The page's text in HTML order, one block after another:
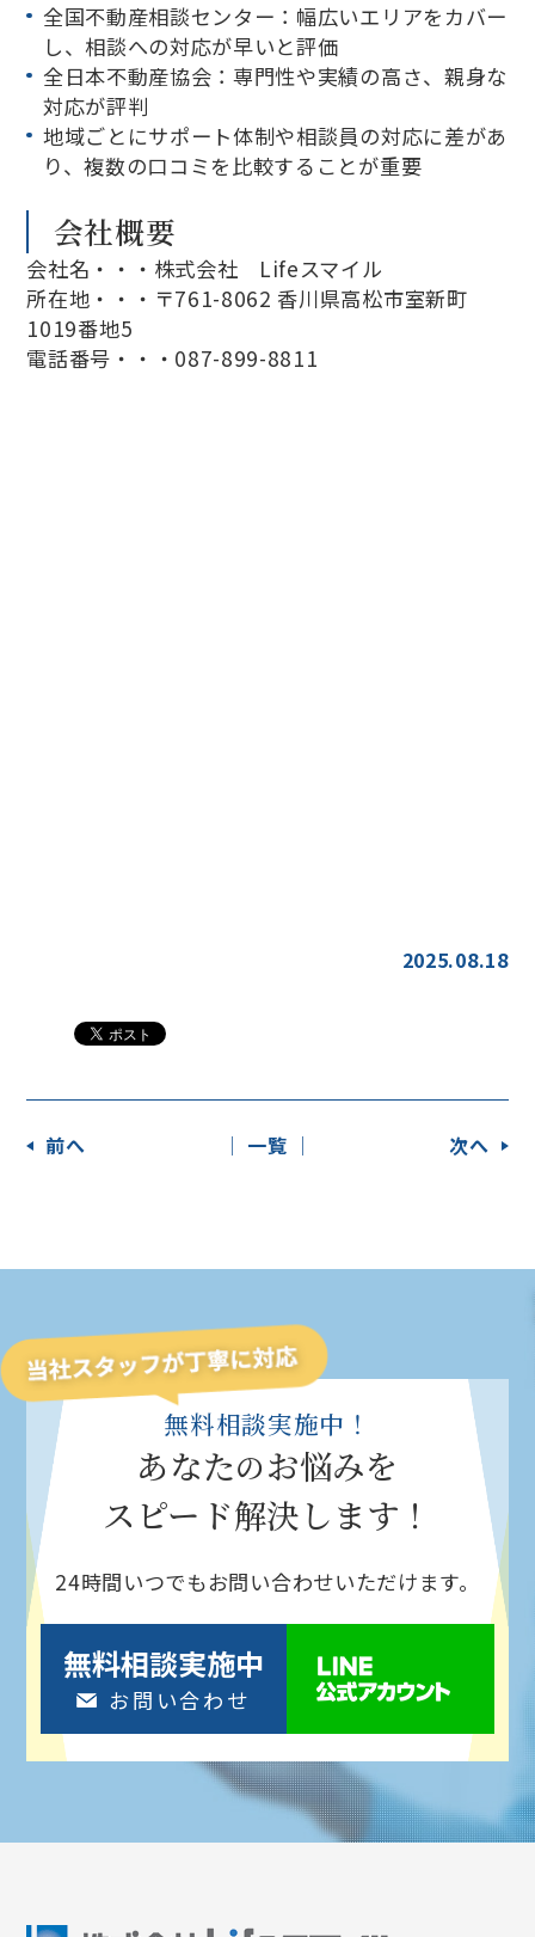
全国不動産相談センター：幅広いエリアをカバー
し、相談への対応が早いと評価
全日本不動産協会：専門性や実績の高さ、親身な
対応が評判
地域ごとにサポート体制や相談員の対応に差があ
り、複数の口コミを比較することが重要
会社概要
会社名・・・株式会社 Lifeスマイル
所在地・・・〒761-8062 香川県高松市室新町
1019番地5
電話番号・・・087-899-8811
2025.08.18
前へ 次へ
│ 一覧 │
無料相談実施中！
あなたのお悩みを
スピード解決します！
24時間いつでもお問い合わせいただけます。
無料相談実施中
お問い合わせ